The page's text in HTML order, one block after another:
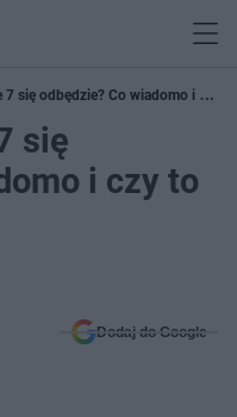
się odbędzie? Co wiadomo i czy
się
i czy to
Dodaj do Google